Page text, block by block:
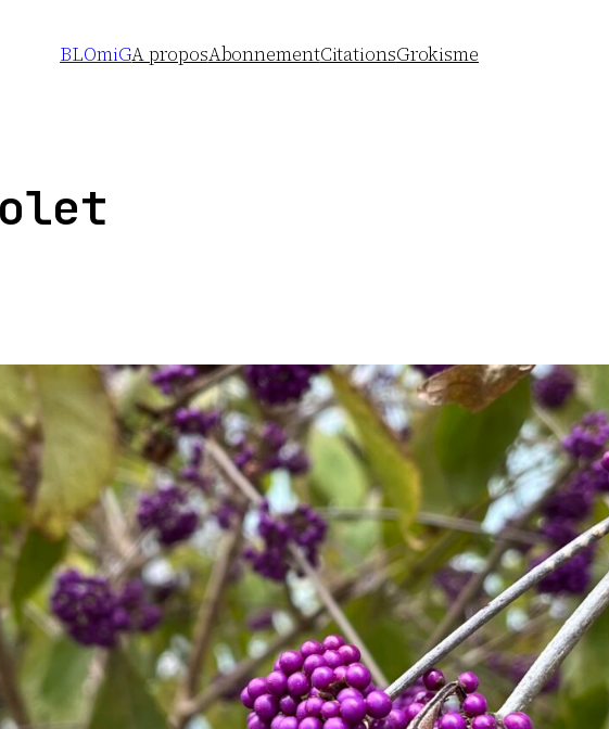
BLOmiGA proposAbonnementCitationsGrokisme